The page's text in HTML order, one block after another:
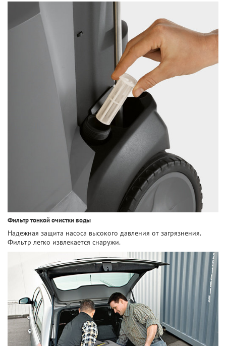
Фильтр тонкой очистки воды
Надежная защита насоса высокого давления от загрязнения.
Фильтр легко извлекается снаружи.